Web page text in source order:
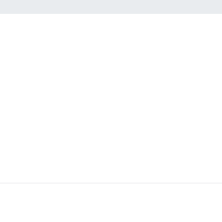
– Wine the natural
way